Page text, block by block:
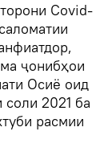
Covid-
ҷонибҳои
Осиё оид
2021 ба
расмии